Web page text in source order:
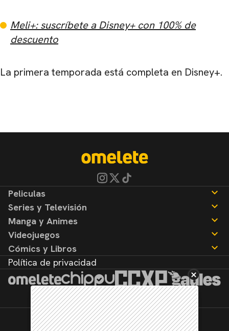
Meli+: suscríbete a Disney+ con 100% de
descuento
La primera temporada está completa en Disney+.
Peliculas
Noticias
Reseñas
Series y Televisión
Noticias
Reseñas
Manga y Animes
Noticias
Reseñas
Videojuegos
Noticias
Reseñas
Cómics y Libros
Noticias
Reseñas
Política de privacidad
©2026. Todos los derechos reservados.